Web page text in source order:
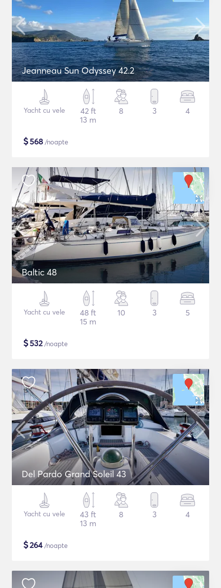
Jeanneau Sun Odyssey 42.2
Yacht cu vele
42 ft
13 m
8 3 4
$568 /noapte
Baltic 48
Yacht cu vele
48 ft
15 m
10 3 5
$532/noapte
Del Pardo Grand Soleil 43
Yacht cu vele
43 ft
13 m
8 3 4
$264/noapte